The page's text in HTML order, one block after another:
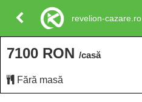
7100 RON /casă
Fără masă
revelion-cazare.ro